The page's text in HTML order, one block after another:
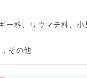
, その他